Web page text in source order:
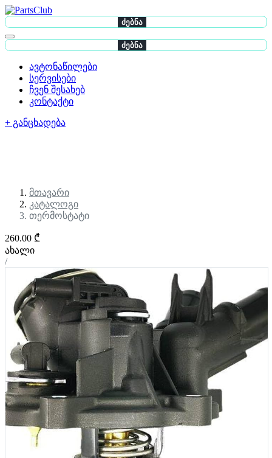
ძებნა
ძებნა
ავტონაწილები
სერვისები
ჩვენ შესახებ
კონტაქტი
+ განცხადება
მთავარი
კატალოგი
თერმოსტატი
260.00 ₾
ახალი
/